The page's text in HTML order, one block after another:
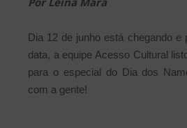
Dia 12 de junho está chegando e
data, a equipe Acesso Cultural
para o especial do Dia dos
com a gente!